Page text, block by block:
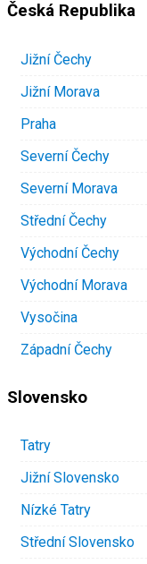
Česká Republika
Jižní Čechy
Jižní Morava
Praha
Severní Čechy
Severní Morava
Střední Čechy
Východní Čechy
Východní Morava
Vysočina
Západní Čechy
Slovensko
Tatry
Jižní Slovensko
Nízké Tatry
Střední Slovensko